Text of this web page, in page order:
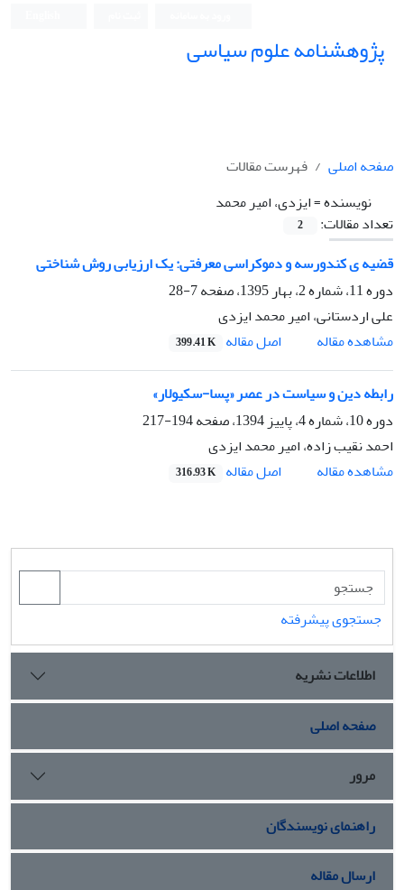
پژوهشنامه علوم سیاسی
صفحه اصلی
فهرست مقالات
نویسنده =ایزدی، امیر محمد
تعداد مقالات:
2
قضیه ی کندورسه و دموکراسی معرفتی: یک ارزیابی روش شناختی
دوره 11، شماره 2، بهار 1395، صفحه
7-28
علی اردستانی، امیر محمد ایزدی
مشاهده مقاله
اصل مقاله 399.41 K
رابطه دین و سیاست در عصر «پسا-سکیولار»
دوره 10، شماره 4، پاییز 1394، صفحه
194-217
احمد نقیب زاده، امیر محمد ایزدی
مشاهده مقاله
اصل مقاله 316.93 K
جستجوی پیشرفته
اطلاعات نشریه
صفحه اصلی
مرور
راهنمای نویسندگان
ارسال مقاله